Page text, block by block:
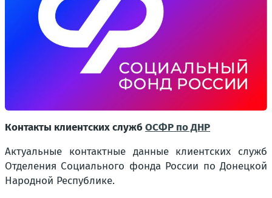
Контакты клиентских службОСФР по ДНР
Актуальные контактные данные клиентских служб
Отделения Социального фонда России по Донецкой
Народной Республике.